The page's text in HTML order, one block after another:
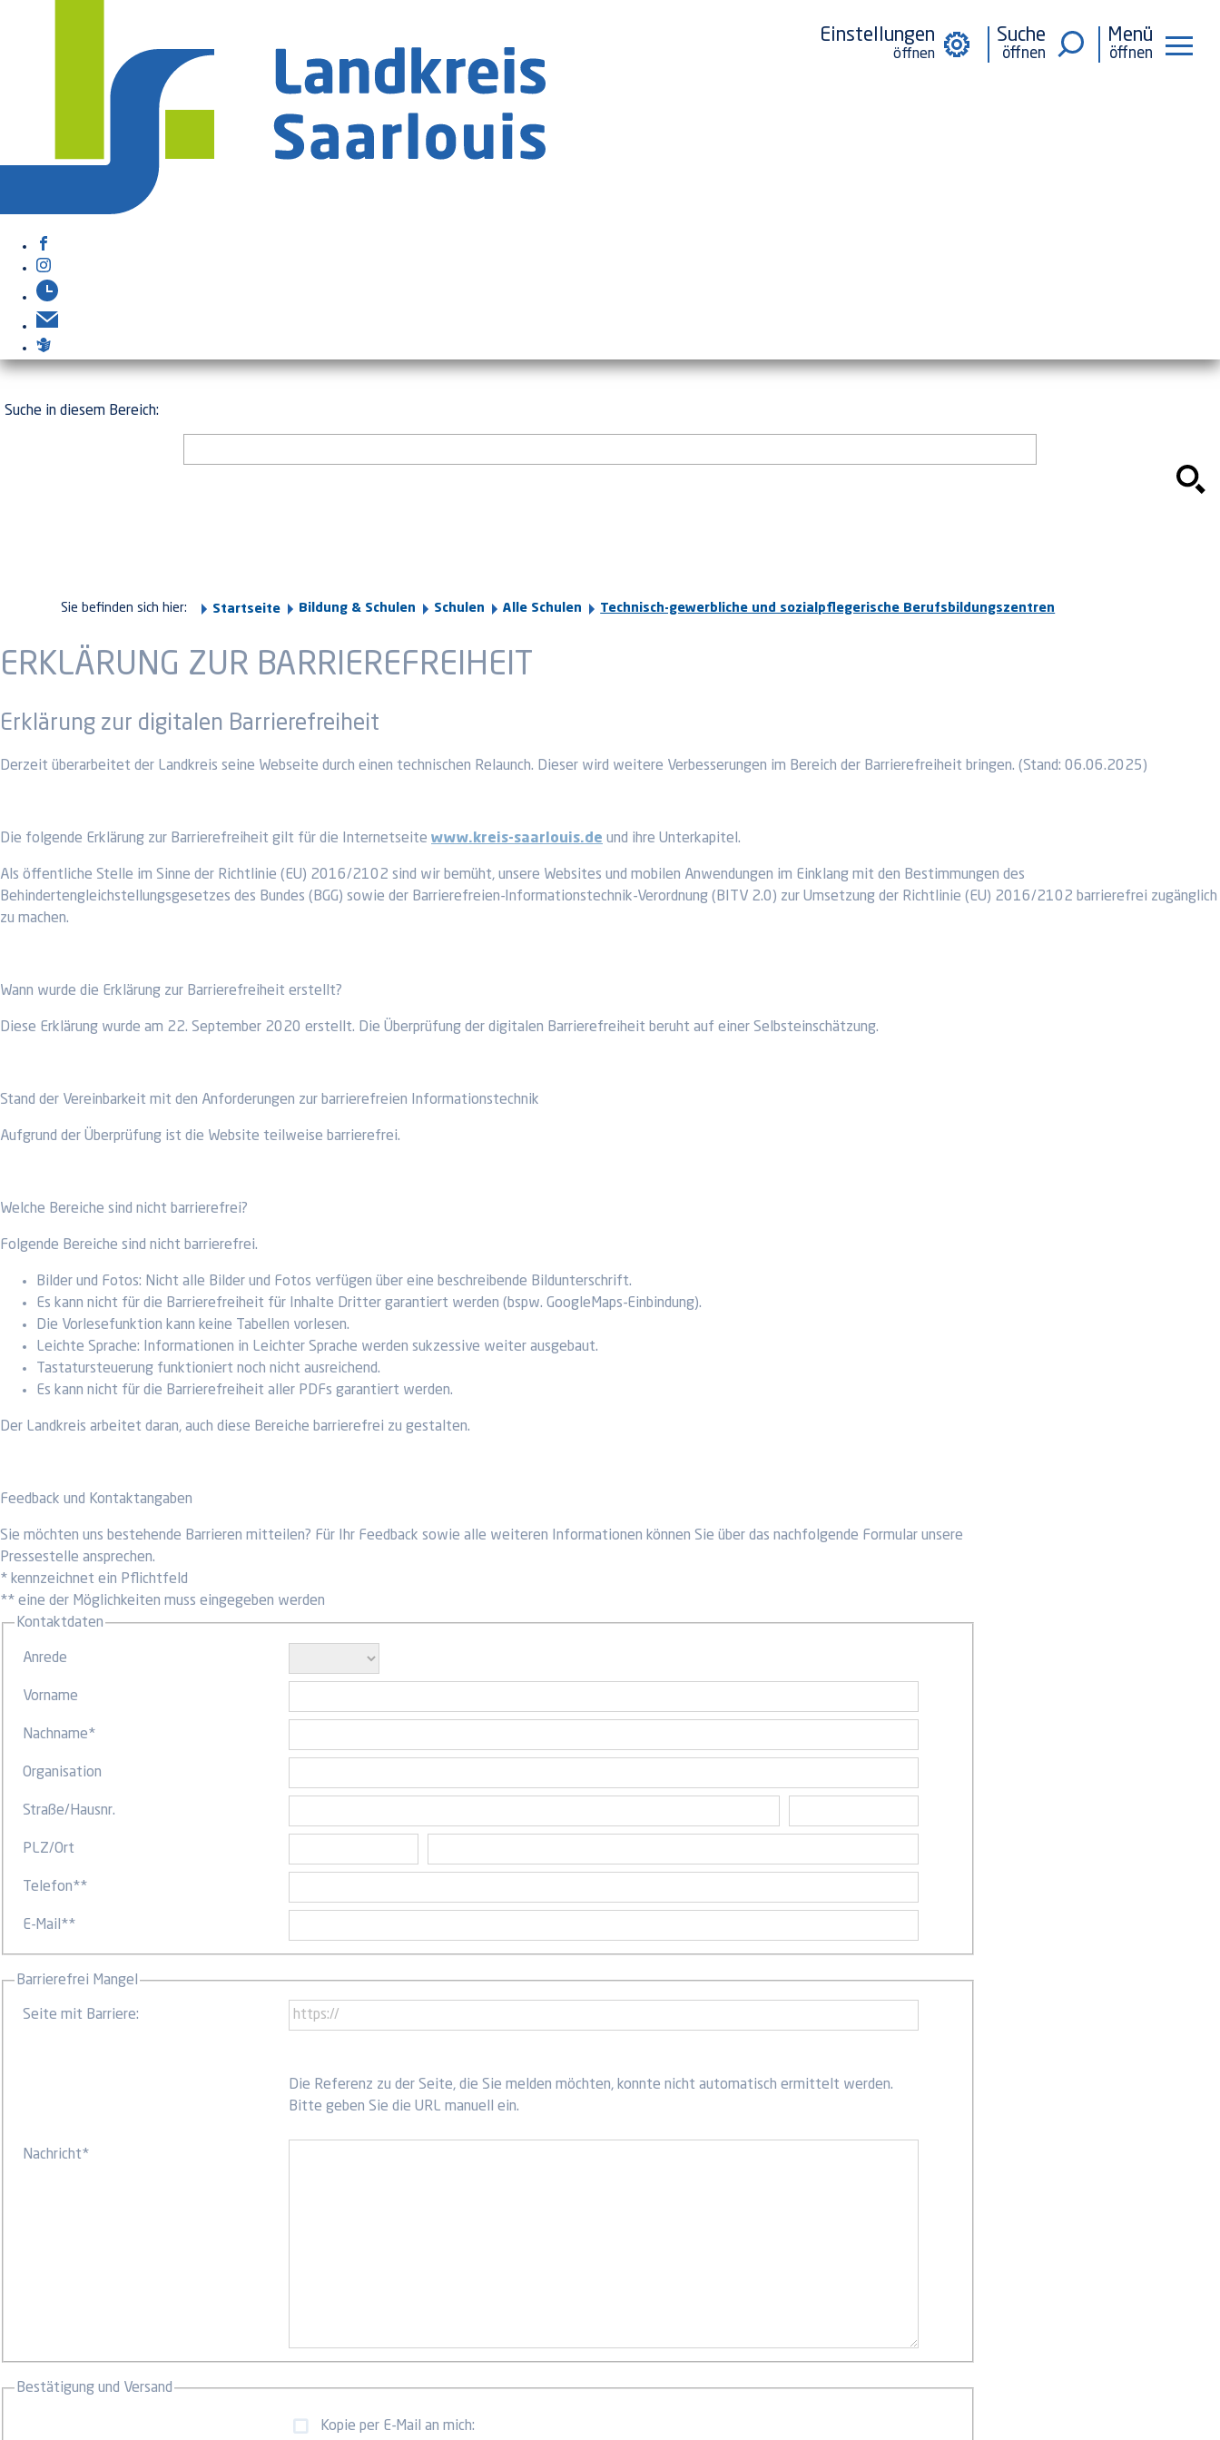
Einstellungen Suche Menü
Suche in diesem Bereich:
Sie befinden sich hier: Startseite Bildung & Schulen Schulen Alle Schulen Technisch-gewerbliche und sozialpflegerische Berufsbildungszentren
ERKLÄRUNG ZUR BARRIEREFREIHEIT
Erklärung zur digitalen Barrierefreiheit
Derzeit überarbeitet der Landkreis seine Webseite durch einen technischen Relaunch. Dieser wird weitere Verbesserungen im Bereich der Barrierefreiheit bringen. (Stand: 06.06.2025)
Die folgende Erklärung zur Barrierefreiheit gilt für die Internetseite www.kreis-saarlouis.de und ihre Unterkapitel.
Als öffentliche Stelle im Sinne der Richtlinie (EU) 2016/2102 sind wir bemüht, unsere Websites und mobilen Anwendungen im Einklang mit den Bestimmungen des
Behindertengleichstellungsgesetzes des Bundes (BGG) sowie der Barrierefreien-Informationstechnik-Verordnung (BITV 2.0) zur Umsetzung der Richtlinie (EU) 2016/2102 barrierefrei zugänglich
zu machen.
Wann wurde die Erklärung zur Barrierefreiheit erstellt?
Diese Erklärung wurde am 22. September 2020 erstellt. Die Überprüfung der digitalen Barrierefreiheit beruht auf einer Selbsteinschätzung.
Stand der Vereinbarkeit mit den Anforderungen zur barrierefreien Informationstechnik
Aufgrund der Überprüfung ist die Website teilweise barrierefrei.
Welche Bereiche sind nicht barrierefrei?
Folgende Bereiche sind nicht barrierefrei.
Bilder und Fotos: Nicht alle Bilder und Fotos verfügen über eine beschreibende Bildunterschrift.
Es kann nicht für die Barrierefreiheit für Inhalte Dritter garantiert werden (bspw. GoogleMaps-Einbindung).
Die Vorlesefunktion kann keine Tabellen vorlesen.
Leichte Sprache: Informationen in Leichter Sprache werden sukzessive weiter ausgebaut.
Tastatursteuerung funktioniert noch nicht ausreichend.
Es kann nicht für die Barrierefreiheit aller PDFs garantiert werden.
Der Landkreis arbeitet daran, auch diese Bereiche barrierefrei zu gestalten.
Feedback und Kontaktangaben
Sie möchten uns bestehende Barrieren mitteilen? Für Ihr Feedback sowie alle weiteren Informationen können Sie über das nachfolgende Formular unsere
Pressestelle ansprechen.
* kennzeichnet ein Pflichtfeld
** eine der Möglichkeiten muss eingegeben werden
Kontaktdaten
Anrede
Vorname
Nachname*
Organisation
Straße/ Hausnr.
PLZ/Ort
Telefon**
E-Mail **
Barrierefrei Mangel
Seite mit Barriere:
Die Referenz zu der Seite, die Sie melden möchten, konnte nicht automatisch ermittelt werden.
Bitte geben Sie die URL manuell ein.
Nachricht*
Bestätigung und Versand
Kopie per E-Mail an mich: